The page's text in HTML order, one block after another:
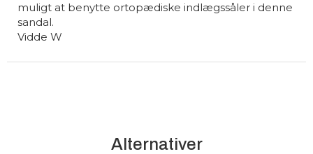
muligt at benytte ortopædiske indlægssåler i denne
sandal.
Vidde W
Alternativer